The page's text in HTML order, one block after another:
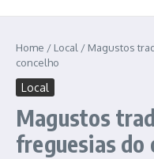
Home / Local / Magustos
concelho
Local
Magustos
freguesias do